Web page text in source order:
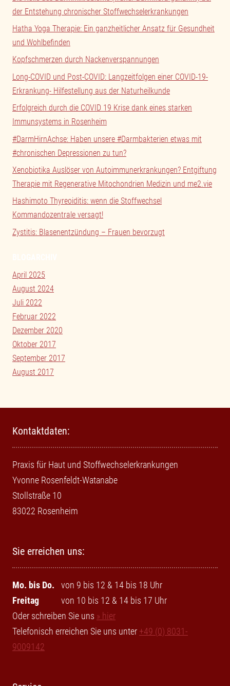
der Entstehung chronischer Stoffwechselerkrankungen
Hatha Yoga Therapie: Ein ganzheitlicher Ansatz für Gesundheit
und Wohlbefinden
Kopfschmerzen durch Nackenverspannungen
Long-COVID und Post-COVID: Langzeitfolgen einer COVID-19-
Erkrankung- Hilfestellung aus der Naturheilkunde
Erfolgreich durch die COVID 19 Krise dank eines starken
Immunsystems in Rosenheim
#DarmHirnAchse: Haben unsere #Darmbakterien etwas mit
#chronischen Depressionen zu tun?
Xenobiotika Auslöser von Autoimmunerkrankungen? Entgiftung
Therapie mit Regenerative Mitochondrien Medizin und me2.vie
Hashimoto Thyreoiditis: wenn die Stoffwechsel
Kommandozentrale versagt!
Zystitis: Blasenentzündung – Frauen bevorzugt
April 2025
August 2024
Juli 2022
Februar 2022
Dezember 2020
Oktober 2017
September 2017
August 2017
Kontaktdaten:
Praxis für Haut und Stoffwechselerkrankungen
Yvonne Rosenfeldt-Watanabe
Stollstraße 10
83022 Rosenheim
Sie erreichen uns:
Mo. bis Do.
von 9 bis 12 & 14 bis 18 Uhr
Freitag
von 10 bis 12 & 14 bis 17 Uhr
Oder schreiben Sie uns » hier
Telefonisch erreichen Sie uns unter +49 (0) 8031-
9009142